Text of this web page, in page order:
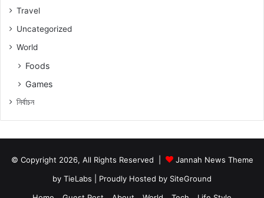
Travel
Uncategorized
World
Foods
Games
নিৰ্বাচন
© Copyright 2026, All Rights Reserved |
Jannah News Theme
by TieLabs | Proudly Hosted by SiteGround